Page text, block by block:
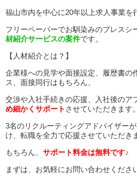
福山市内を中心に20年以上求人事業を
フリーペーパーでお馴染みのプレスシ
材紹介サービスの案件です。
【人材紹介とは？】
企業様への見学や面接設定、履歴書の
ス、面接同行はもちろん、
交渉や入社手続きの応援、入社後のア
め細かくサポート させていただきます。
3名のリクルーティングアドバイザー
け、転職を全力で応援させていただき
もちろん、サポート料金は無料です♪
まずは、お気軽にお問い合わせくださ